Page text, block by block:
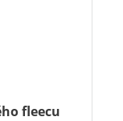
fleecu